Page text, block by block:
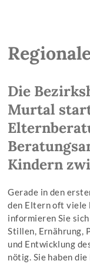
Die
Murtal
Kindern
Gerade in den
den Eltern oft viele
informieren Sie
Stillen, Ernährung,
und Entwicklung
nötig. Sie haben